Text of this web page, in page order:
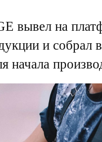
вывел на
и собрал